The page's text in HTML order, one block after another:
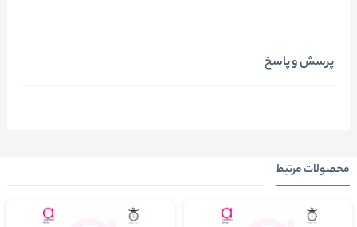
پرسش و پاسخ
محصولات مرتبط